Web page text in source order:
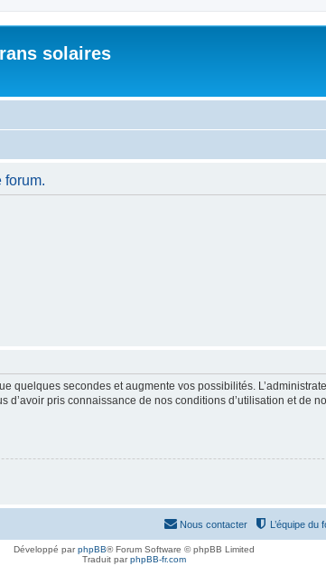
solaires
forum.
quelques secondes et augmente vos possibilités.
pris connaissance de nos conditions d’utilisation et de
L’équipe du
Nous contacter
Développé parphpBB® Forum Software © phpBB Limited
Traduit parphpBB-fr.com